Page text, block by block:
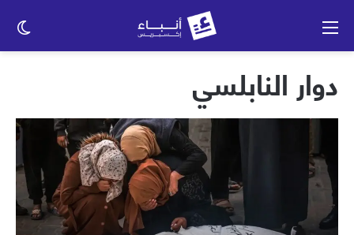
دوار النابلسي